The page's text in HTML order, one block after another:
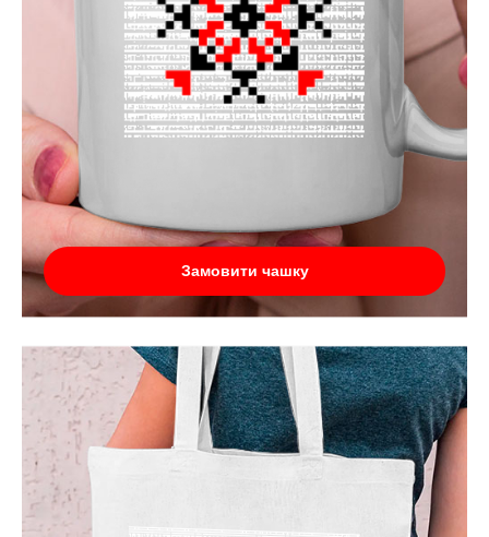
Замовити чашку